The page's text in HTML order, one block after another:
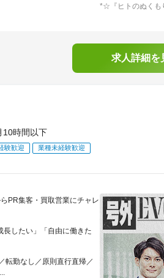
*☆『ヒトのぬくも
求人詳細を
10時間以下
験歓迎 業種未経験歓迎
PR集客・買取営業にチャレ
したい」「自由に働きた
転勤なし／原則直行直帰／